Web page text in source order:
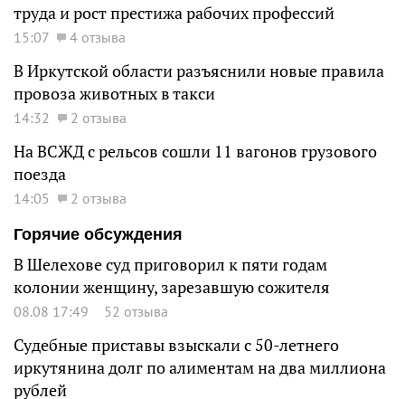
труда и рост престижа рабочих профессий
15:07 4 отзыва
В Иркутской области разъяснили новые правила
провоза животных в такси
14:32 2 отзыва
На ВСЖД с рельсов сошли 11 вагонов грузового
поезда
14:05
2 отзыва
Горячие обсуждения
В Шелехове суд приговорил к пяти годам
колонии женщину, зарезавшую сожителя
08.08 17:49 52 отзыва
Судебные приставы взыскали с 50-летнего
иркутянина долг по алиментам на два миллиона
рублей